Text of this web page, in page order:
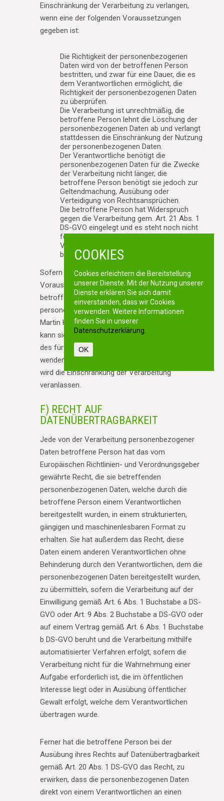
Einschränkung der Verarbeitung zu verlangen,
wenn eine der folgenden Voraussetzungen
gegeben ist:
Die Richtigkeit der personenbezogenen
Daten wird von der betroffenen Person
bestritten, und zwar für eine Dauer, die es
dem Verantwortlichen ermöglicht, die
Richtigkeit der personenbezogenen Daten
zu überprüfen.
Die Verarbeitung ist unrechtmäßig, die
betroffene Person lehnt die Löschung der
personenbezogenen Daten ab und verlangt
stattdessen die Einschränkung der Nutzung
der personenbezogenen Daten.
Der Verantwortliche benötigt die
personenbezogenen Daten für die Zwecke
der Verarbeitung nicht länger, die
betroffene Person benötigt sie jedoch zur
Geltendmachung, Ausübung oder
Verteidigung von Rechtsansprüchen.
Die betroffene Person hat Widerspruch
gegen die Verarbeitung gem. Art. 21 Abs. 1
DS-GVO eingelegt und es steht noch nicht
fest, ob die berechtigten Gründe des
Verantwortlichen gegenüber denen der
betroffenen Person überwiegen.
Sofern eine der oben genannten
Voraussetzungen gegeben ist und eine
betroffene Person die Einschränkung von
personenbezogenen Daten, die bei der Galabau
Martin Kurz gespeichert sind, verlangen möchte,
kann sie sich hierzu jederzeit an einen Mitarbeiter
des für die Verarbeitung Verantwortlichen
wenden. Der Mitarbeiter der Galabau Martin Kurz
wird die Einschränkung der Verarbeitung
veranlassen.
F) RECHT AUF
DATENÜBERTRAGBARKEIT
Jede von der Verarbeitung personenbezogener
Daten betroffene Person hat das vom
Europäischen Richtlinien- und Verordnungsgeber
gewährte Recht, die sie betreffenden
personenbezogenen Daten, welche durch die
betroffene Person einem Verantwortlichen
bereitgestellt wurden, in einem strukturierten,
gängigen und maschinenlesbaren Format zu
erhalten. Sie hat außerdem das Recht, diese
Daten einem anderen Verantwortlichen ohne
Behinderung durch den Verantwortlichen, dem die
personenbezogenen Daten bereitgestellt wurden,
zu übermitteln, sofern die Verarbeitung auf der
Einwilligung gemäß Art. 6 Abs. 1 Buchstabe a DS-
GVO oder Art. 9 Abs. 2 Buchstabe a DS-GVO oder
auf einem Vertrag gemäß Art. 6 Abs. 1 Buchstabe
b DS-GVO beruht und die Verarbeitung mithilfe
automatisierter Verfahren erfolgt, sofern die
Verarbeitung nicht für die Wahrnehmung einer
Aufgabe erforderlich ist, die im öffentlichen
Interesse liegt oder in Ausübung öffentlicher
Gewalt erfolgt, welche dem Verantwortlichen
übertragen wurde.
Ferner hat die betroffene Person bei der
Ausübung ihres Rechts auf Datenübertragbarkeit
gemäß Art. 20 Abs. 1 DS-GVO das Recht, zu
erwirken, dass die personenbezogenen Daten
direkt von einem Verantwortlichen an einen
COOKIES
Cookies erleichtern die Bereitstellung
unserer Dienste. Mit der Nutzung unserer
Dienste erklären Sie sich damit
einverstanden, dass wir Cookies
verwenden. Weitere Informationen
finden Sie in unserer
Datenschutzerklärung.
OK